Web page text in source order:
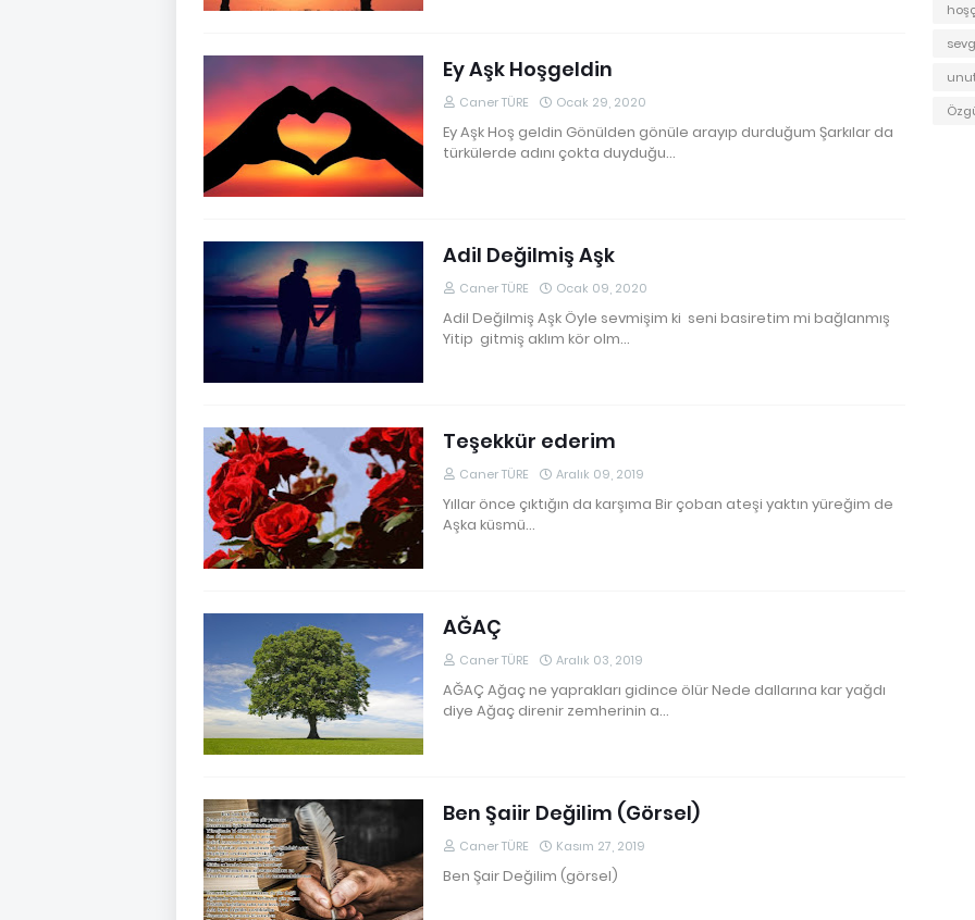
Ey Aşk Hoşgeldin
Caner TÜRE Ocak 29, 2020
Ey Aşk Hoş geldin Gönülden gönüle arayıp durduğum Şarkılar da
türkülerde adını çokta duyduğu…
Adil Değilmiş Aşk
Caner TÜRE Ocak 09, 2020
Adil Değilmiş Aşk Öyle sevmişim ki seni basiretim mi bağlanmış
Yitip gitmiş aklım kör olm…
Teşekkür ederim
Caner TÜRE Aralık 09, 2019
Yıllar önce çıktığın da karşıma Bir çoban ateşi yaktın yüreğim de
Aşka küsmü…
AĞAÇ
Caner TÜRE Aralık 03, 2019
AĞAÇ Ağaç ne yaprakları gidince ölür Nede dallarına kar yağdı
diye Ağaç direnir zemherinin a…
Ben Şaiir Değilim (Görsel)
Caner TÜRE Kasım 27, 2019
Ben Şair Değilim (görsel)